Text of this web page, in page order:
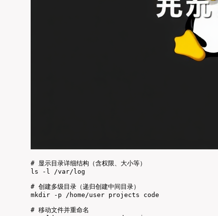
# 显示目录详细结构（含权限、大小等）
ls -l /var/log
# 创建多级目录（递归创建中间目录）
mkdir -p /home/user projects code
# 移动文件并重命名